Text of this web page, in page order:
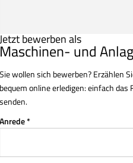
Jetzt bewerben als
Maschinen- und
Sie wollen sich bewerben? Erzählen
bequem online erledigen: einfach
senden.
Anrede *